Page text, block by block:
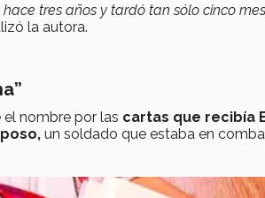
tres años y tardó tan sólo cinco
la autora.
el nombre por las cartas que recibía
un soldado que estaba en